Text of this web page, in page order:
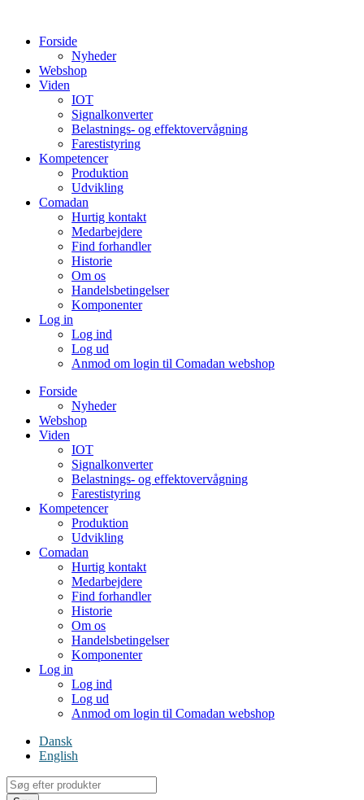
indholdForside
Nyheder
Webshop
Viden
IOT
Signalkonverter
Belastnings- og effektovervågning
Farestistyring
Kompetencer
Produktion
Udvikling
Comadan
Hurtig kontakt
Medarbejdere
Find forhandler
Historie
Om os
Handelsbetingelser
Komponenter
Log in
Log ind
Log ud
Anmod om login til Comadan webshop
Forside
Nyheder
Webshop
Viden
IOT
Signalkonverter
Belastnings- og effektovervågning
Farestistyring
Kompetencer
Produktion
Udvikling
Comadan
Hurtig kontakt
Medarbejdere
Find forhandler
Historie
Om os
Handelsbetingelser
Komponenter
Log in
Log ind
Log ud
Anmod om login til Comadan webshop
Dansk
English
Products
search